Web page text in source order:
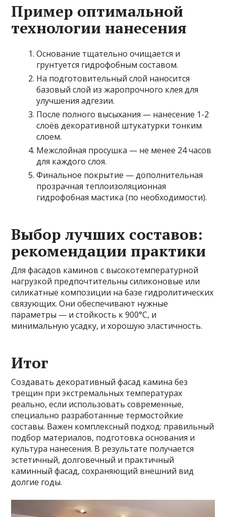
Пример оптимальной
технологии нанесения
Основание тщательно очищается и
грунтуется гидрофобным составом.
На подготовительный слой наносится
базовый слой из жаропрочного клея для
улучшения адгезии.
После полного высыхания — нанесение 1-2
слоёв декоративной штукатурки тонким
слоем.
Межслойная просушка — не менее 24 часов
для каждого слоя.
Финальное покрытие — дополнительная
прозрачная теплоизоляционная
гидрофобная мастика (по необходимости).
Выбор лучших составов:
рекомендации практики
Для фасадов каминов с высокотемпературной
нагрузкой предпочтительны силиконовые или
силикатные композиции на базе гидролитических
связующих. Они обеспечивают нужные
параметры — и стойкость к 900°C, и
минимальную усадку, и хорошую эластичность.
Итог
Создавать декоративный фасад камина без
трещин при экстремальных температурах
реально, если использовать современные,
специально разработанные термостойкие
составы. Важен комплексный подход: правильный
подбор материалов, подготовка основания и
культура нанесения. В результате получается
эстетичный, долговечный и практичный
каминный фасад, сохраняющий внешний вид
долгие годы.